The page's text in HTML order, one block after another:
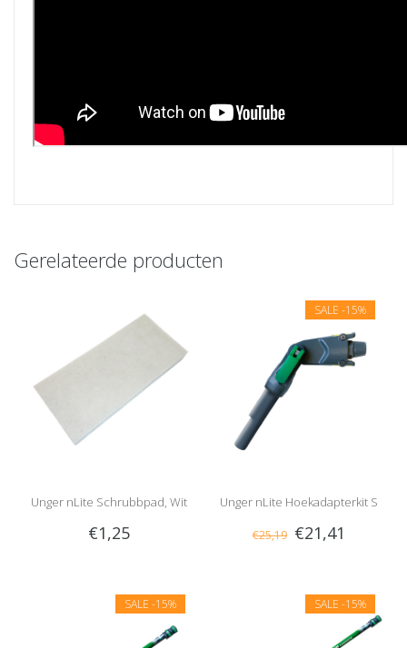
Gerelateerde producten
Unger nLite Schrubbpad, Wit
€1,25
SALE -15%
Unger nLite Hoekadapterkit S
€25,19 €21,41
SALE -15% SALE -15%